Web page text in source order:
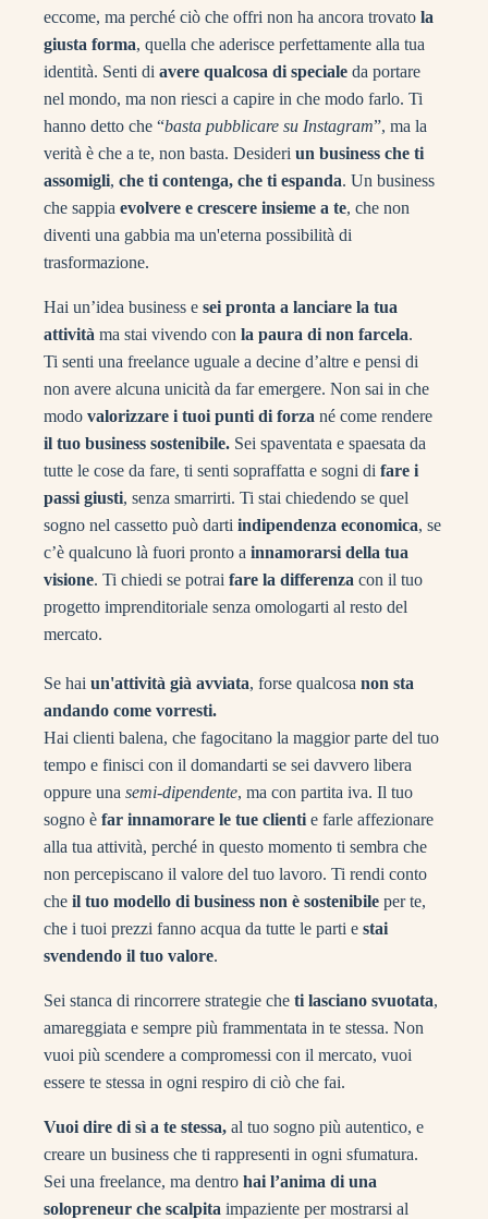
eccome, ma perché ciò che offri non ha ancora trovato la
giusta forma, quella che aderisce perfettamente alla tua
identità. Senti di avere qualcosa di speciale da portare
nel mondo, ma non riesci a capire in che modo farlo. Ti
hanno detto che “basta pubblicare su Instagram”, ma la
verità è che a te, non basta. Desideri un business che ti
assomigli, che ti contenga, che ti espanda. Un business
che sappia evolvere e crescere insieme a te, che non
diventi una gabbia ma un'eterna possibilità di
trasformazione.
Hai un’idea business e sei pronta a lanciare la tua
attività ma stai vivendo con la paura di non farcela.
Ti senti una freelance uguale a decine d’altre e pensi di
non avere alcuna unicità da far emergere. Non sai in che
modo valorizzare i tuoi punti di forza né come rendere
il tuo business sostenibile. Sei spaventata e spaesata da
tutte le cose da fare, ti senti sopraffatta e sogni di fare i
passi giusti, senza smarrirti. Ti stai chiedendo se quel
sogno nel cassetto può darti indipendenza economica, se
c’è qualcuno là fuori pronto a innamorarsi della tua
visione. Ti chiedi se potrai fare la differenza con il tuo
progetto imprenditoriale senza omologarti al resto del
mercato.
Se hai un'attività già avviata, forse qualcosa non sta
andando come vorresti.
Hai clienti balena, che fagocitano la maggior parte del tuo
tempo e finisci con il domandarti se sei davvero libera
oppure una semi-dipendente, ma con partita iva. Il tuo
sogno è far innamorare le tue clienti e farle affezionare
alla tua attività, perché in questo momento ti sembra che
non percepiscano il valore del tuo lavoro. Ti rendi conto
che il tuo modello di business non è sostenibile per te,
che i tuoi prezzi fanno acqua da tutte le parti e stai
svendendo il tuo valore.
Sei stanca di rincorrere strategie che ti lasciano svuotata,
amareggiata e sempre più frammentata in te stessa. Non
vuoi più scendere a compromessi con il mercato, vuoi
essere te stessa in ogni respiro di ciò che fai.
Vuoi dire di sì a te stessa, al tuo sogno più autentico, e
creare un business che ti rappresenti in ogni sfumatura.
Sei una freelance, ma dentro hai l’anima di una
solopreneur che scalpita impaziente per mostrarsi al